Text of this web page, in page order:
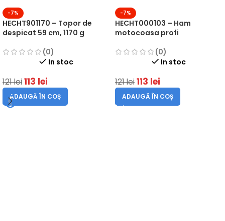
-7%
HECHT901170 – Topor de
despicat 59 cm, 1170 g
(0)
In stoc
121lei113 lei
ADAUGĂ ÎN COȘ
-7%
HECHT000103 – Ham
motocoasa profi
(0)
In stoc
121lei113 lei
ADAUGĂ ÎN COȘ